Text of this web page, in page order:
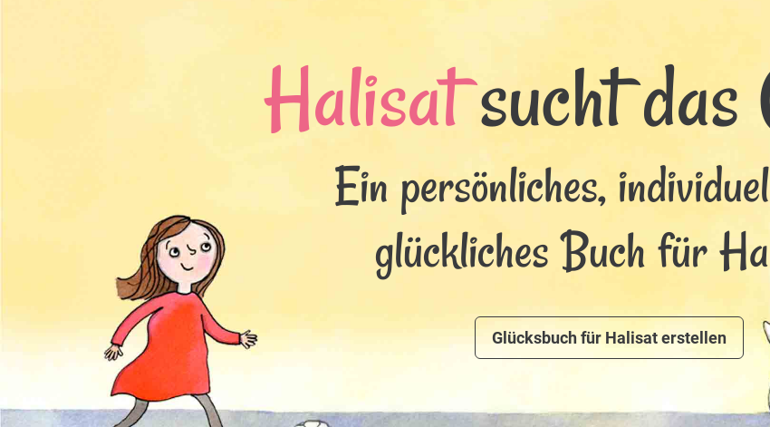
Halisatsucht das
Ein persönliches,
glückliches Buch für
Glücksbuch für Halisat erstellen